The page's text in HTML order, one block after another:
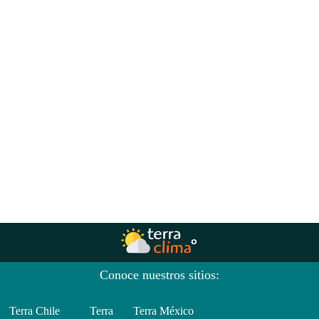
Conoce nuestros sitios:
Terra Chile Terra Terra México